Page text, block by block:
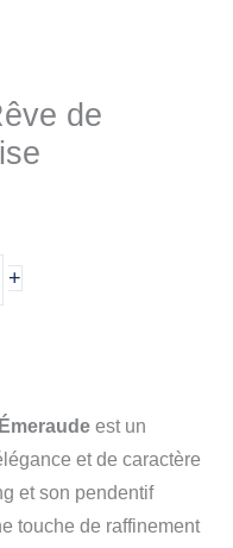
de
+
est un
et de caractère
et son pendentif
touche de raffinement